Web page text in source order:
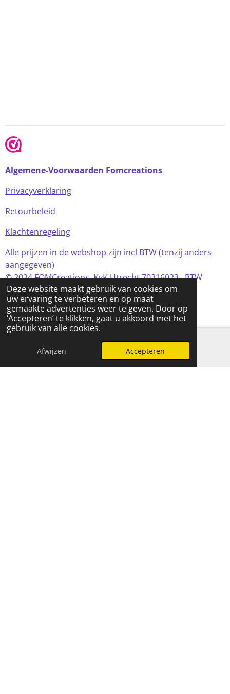
Deze website maakt gebruik van cookies om
uw ervaring te verbeteren en op maat
gemaakte advertenties weer te geven. Door op
‘Accepteren’ te klikken, gaat u akkoord met het
gebruik van alle cookies.
Afwijzen Accepteren
Algemene-Voorwaarden Fomcreations
Privacyverklaring
Retourbeleid
Klachtenregeling
Alle prijzen in de webshop zijn incl BTW (tenzij anders
aangegeven)
© 2024 FOMCreations, KvK Utrecht 70316023 . BTW
NL858256356B01
Powered byJouwWeb
E-mailadres